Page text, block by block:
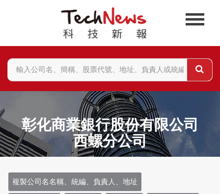
彰化商業銀行股份有限公司
西螺分公司
複製公司名名稱、統編、負責人、地址